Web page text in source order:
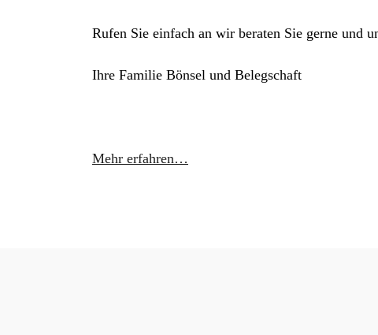
Rufen Sie einfach an wir beraten Sie gerne und
Ihre Familie Bönsel und Belegschaft
Mehr erfahren…